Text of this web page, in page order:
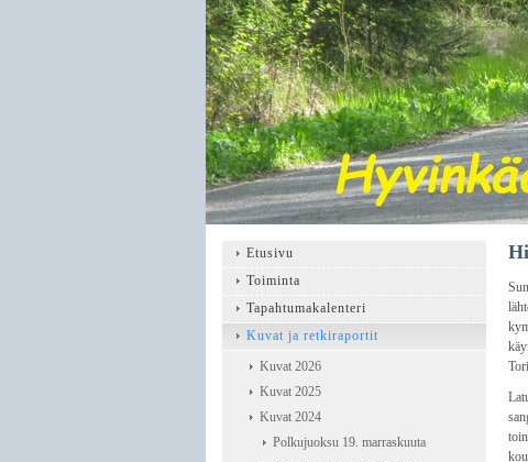
Etusivu
Toiminta
Tapahtumakalenteri
Kuvat ja retkiraportit
Kuvat 2026
Kuvat 2025
Kuvat 2024
Polkujuoksu 19. marraskuuta